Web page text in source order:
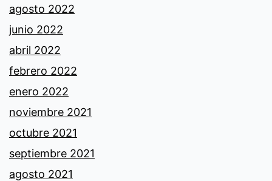
agosto 2022
junio 2022
abril 2022
febrero 2022
enero 2022
noviembre 2021
octubre 2021
septiembre 2021
agosto 2021